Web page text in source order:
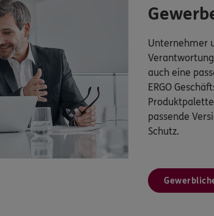
Unternehmer
auch eine
ERGO
passende
Schutz.